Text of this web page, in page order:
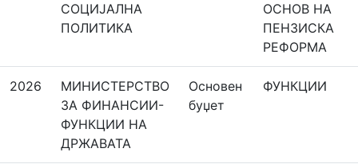
СОЦИЈАЛНА
ПОЛИТИКА
ОСНОВ НА
ПЕНЗИСКА
РЕФОРМА
2026
МИНИСТЕРСТВО
ЗА ФИНАНСИИ-
ФУНКЦИИ НА
ДРЖАВАТА
Основeн
буџет
ФУНКЦИИ